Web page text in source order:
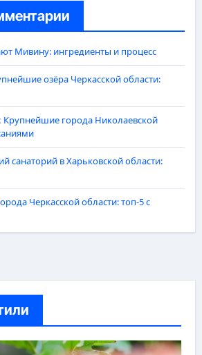
Мивину: ингредиенты и процесс
озёра Черкасской области:
Крупнейшие города Николаевской
санаторий в Харьковской области:
Черкасской области: топ-5 с